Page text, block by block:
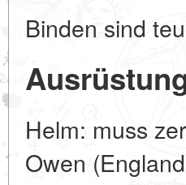
Binden sind
Helm: muss
Owen